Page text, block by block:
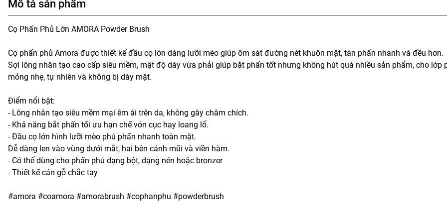
Mô tả sản phẩm
Cọ Phấn Phủ Lớn AMORA Powder Brush
Cọ phấn phủ Amora được thiết kế đầu cọ lớn dáng lưỡi mèo giúp ôm sát đường nét khuôn mặt, tán phấn nhanh và đều hơn.
Sợi lông nhân tạo cao cấp siêu mềm, mật độ dày vừa phải giúp bắt phấn tốt nhưng không hút quá nhiều sản phẩm, cho lớp
mỏng nhẹ, tự nhiên và không bị dày mặt.
Điểm nổi bật:
- Lông nhân tạo siêu mềm mại êm ái trên da, không gây châm chích.
- Khả năng bắt phấn tối ưu hạn chế vón cục hay loang lổ.
- Đầu cọ lớn hình lưỡi mèo phủ phấn nhanh toàn mặt.
Dễ dàng len vào vùng dưới mắt, hai bên cánh mũi và viền hàm.
- Có thể dùng cho phấn phủ dạng bột, dạng nén hoặc bronzer
- Thiết kế cán gỗ chắc tay
#amora #coamora #amorabrush #cophanphu #powderbrush